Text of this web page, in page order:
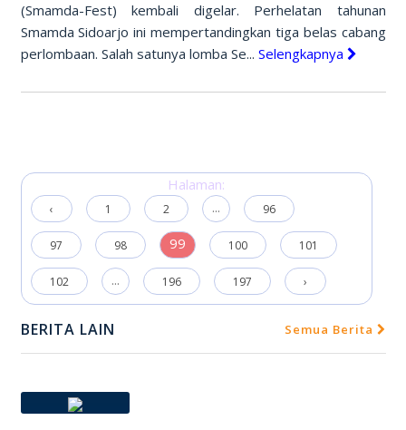
(Smamda-Fest) kembali digelar. Perhelatan tahunan
Smamda Sidoarjo ini mempertandingkan tiga belas cabang
perlombaan. Salah satunya lomba Se... Selengkapnya
Halaman:
‹ 1 2 ... 96
97 98 99 100 101
102 ... 196 197 ›
BERITA LAIN Semua Berita